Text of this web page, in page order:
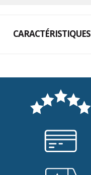
CARACTÉRISTIQUES